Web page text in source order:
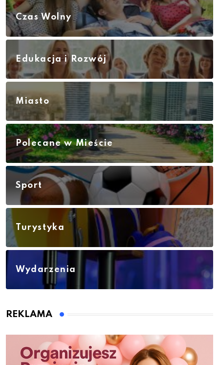
Czas Wolny
Edukacja i Rozwój
Miasto
Polecane w Mieście
Sport
Turystyka
Wydarzenia
REKLAMA